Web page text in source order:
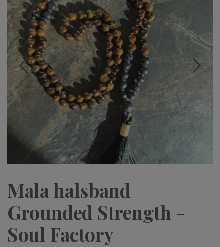
Mala halsband
Grounded Strength -
Soul Factory